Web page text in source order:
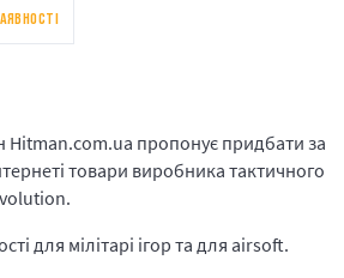
Hitman.com.ua пропонує придбати за
товари виробника тактичного
для мілітарі ігор та для airsoft.